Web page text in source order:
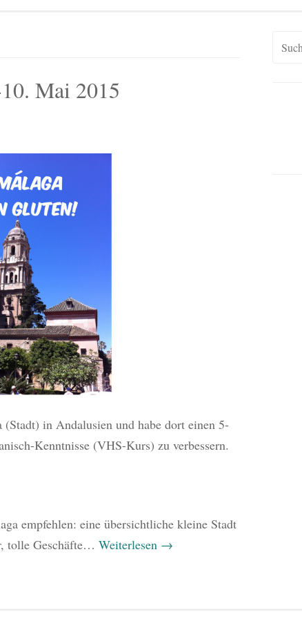
Mai 2015
in Andalusien und habe dort einen 5-
Kenntnisse (VHS-Kurs) zu verbessern.
empfehlen: eine übersichtliche kleine Stadt
tolle Geschäfte… Weiterlesen →
Suchen